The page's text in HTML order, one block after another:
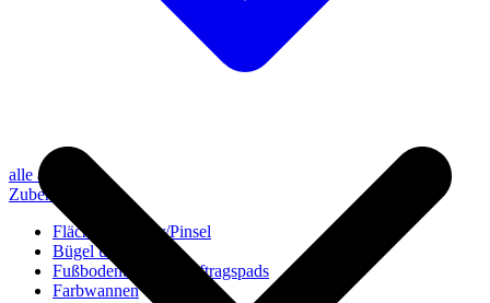
alle anzeigen
Zubehör
Flächenstreicher/Pinsel
Bügel und Rollen
Fußbodenbürsten/Auftragspads
Farbwannen